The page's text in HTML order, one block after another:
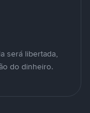
será libertada,
do dinheiro.